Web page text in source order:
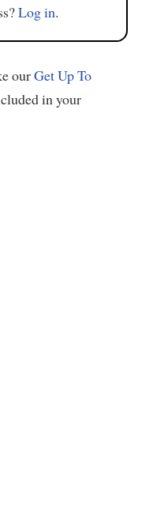
Log in.
ourGet Up To
in your